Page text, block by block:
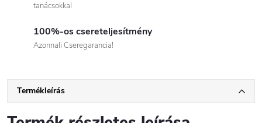
tanácsokkal
100%-os csereteljesítmény
Azonnali Cseregarancia!
Termékleírás